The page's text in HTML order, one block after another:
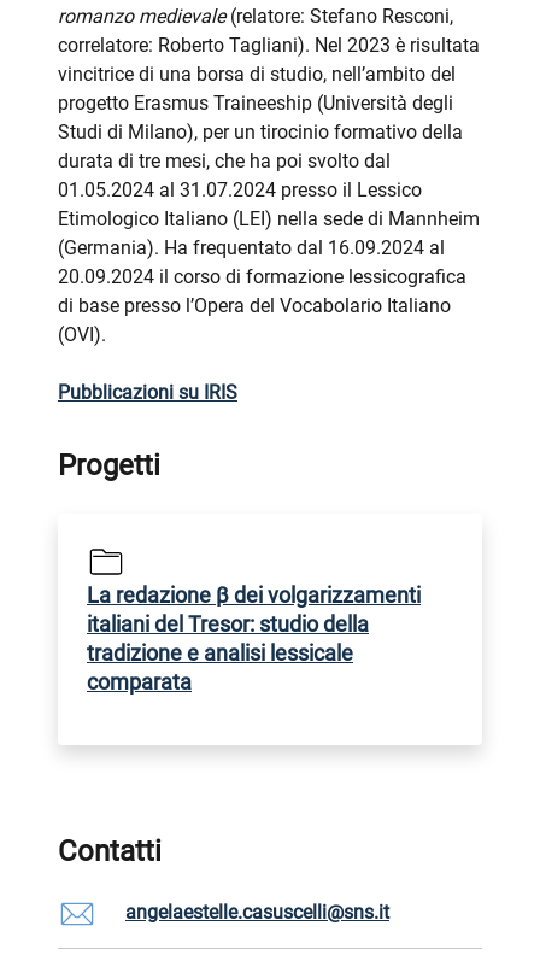
romanzo medievale(relatore: Stefano Resconi,
correlatore: Roberto Tagliani). Nel 2023 è risultata
vincitrice di una borsa di studio, nell’ambito del
progetto Erasmus Traineeship (Università degli
Studi di Milano), per un tirocinio formativo della
durata di tre mesi, che ha poi svolto dal
01.05.2024 al 31.07.2024 presso il Lessico
Etimologico Italiano (LEI) nella sede di Mannheim
(Germania). Ha frequentato dal 16.09.2024 al
20.09.2024 il corso di formazione lessicografica
di base presso l’Opera del Vocabolario Italiano
(OVI).
Pubblicazioni su IRIS
Progetti
La redazione β dei volgarizzamenti
italiani del Tresor: studio della
tradizione e analisi lessicale
comparata
Contatti
angelaestelle.casuscelli@sns.it